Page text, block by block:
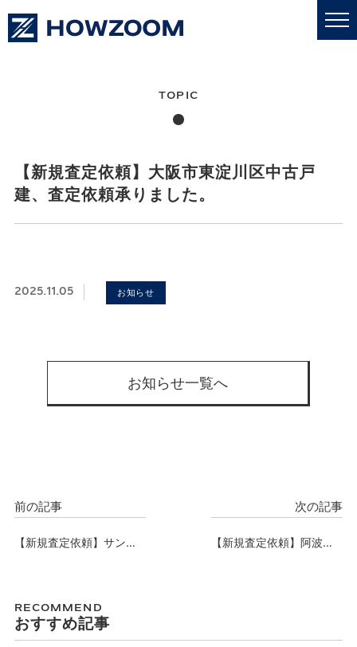
更新情報
採用情報
【新規査定依頼】大阪市東淀川区中古戸
建、査定依頼承りました。
2025.11.05 お知らせ
お知らせ一覧へ
前の記事
【新規査定依頼】サンフ
た。
次の記事
【新規査定依頼】阿波座
RECOMMEND
おすすめ記事